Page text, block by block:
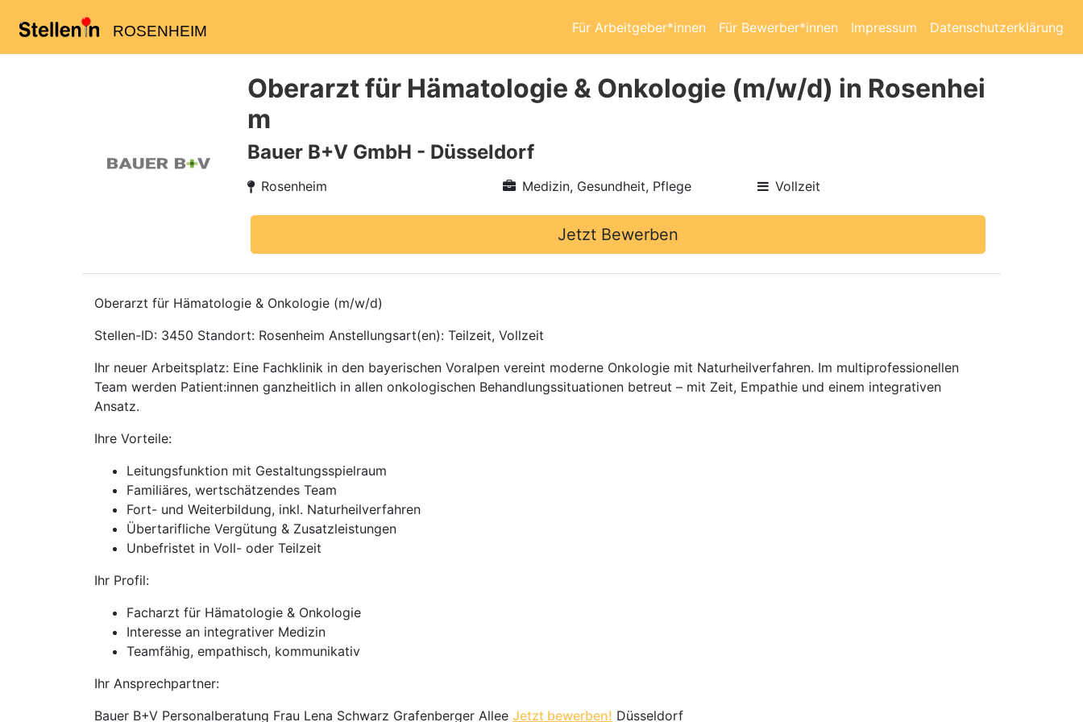
ROSENHEIM Für Arbeitgeber*innen Für Bewerber*innen Impressum Datenschutzerklärung
Oberarzt für Hämatologie & Onkologie (m/w/d) in Rosenhei
m
Bauer B+V GmbH - Düsseldorf
Rosenheim Medizin, Gesundheit, Pflege Vollzeit
Jetzt Bewerben
Oberarzt für Hämatologie & Onkologie (m/w/d)
Stellen-ID: 3450 Standort: Rosenheim Anstellungsart(en): Teilzeit, Vollzeit
Ihr neuer Arbeitsplatz: Eine Fachklinik in den bayerischen Voralpen vereint moderne Onkologie mit Naturheilverfahren. Im multiprofessionellen
Team werden Patient:innen ganzheitlich in allen onkologischen Behandlungssituationen betreut – mit Zeit, Empathie und einem integrativen
Ansatz.
Ihre Vorteile:
Leitungsfunktion mit Gestaltungsspielraum
Familiäres, wertschätzendes Team
Fort- und Weiterbildung, inkl. Naturheilverfahren
Übertarifliche Vergütung & Zusatzleistungen
Unbefristet in Voll- oder Teilzeit
Ihr Profil:
Facharzt für Hämatologie & Onkologie
Interesse an integrativer Medizin
Teamfähig, empathisch, kommunikativ
Ihr Ansprechpartner:
Bauer B+V Personalberatung Frau Lena Schwarz Grafenberger Allee Jetzt bewerben! Düsseldorf